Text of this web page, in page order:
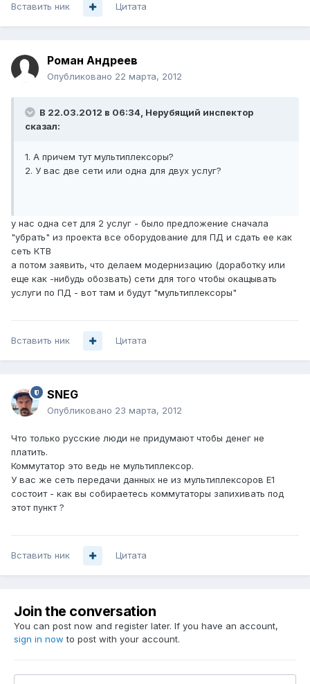
Вставить ник Цитата
Роман Андреев
Опубликовано 22 марта, 2012
В 22.03.2012 в 06:34, Нерубящий инспектор
сказал:
1. А причем тут мультиплексоры?
2. У вас две сети или одна для двух услуг?
у нас одна сет для 2 услуг - было предложение сначала
"убрать" из проекта все оборудование для ПД и сдать ее как
сеть КТВ
а потом заявить, что делаем модернизацию (доработку или
еще как -нибудь обозвать) сети для того чтобы окащывать
услуги по ПД - вот там и будут "мультиплексоры"
Вставить ник Цитата
SNEG
Опубликовано 23 марта, 2012
Что только русские люди не придумают чтобы денег не
платить.
Коммутатор это ведь не мультиплексор.
У вас же сеть передачи данных не из мультиплексоров Е1
состоит - как вы собираетесь коммутаторы запихивать под
этот пункт ?
Вставить ник Цитата
Join the conversation
You can post now and register later. If you have an account,
sign in now to post with your account.